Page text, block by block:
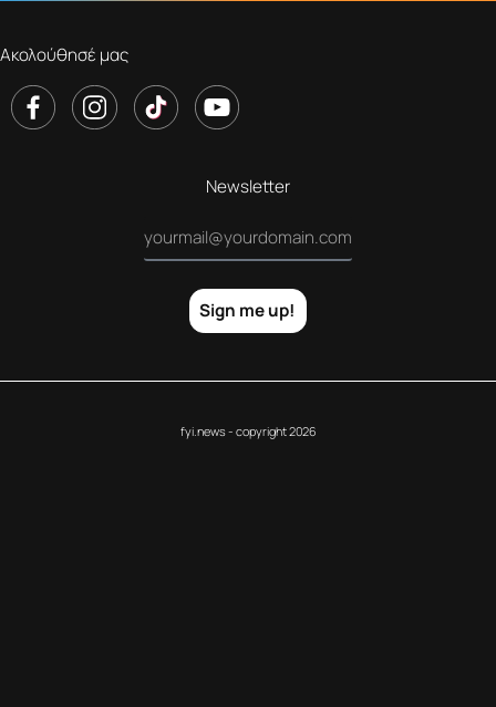
Ακολούθησέ μας
Newsletter
Sign me up!
fyi.news - copyright 2026